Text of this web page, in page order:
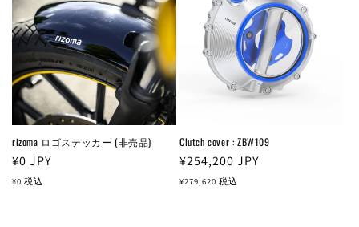
rizoma ロゴステッカー (非売品)
通
常
¥0 JPY
¥0 税込
Clutch cover : ZBW109
通
常
¥254,200 JPY
¥279,620 税込